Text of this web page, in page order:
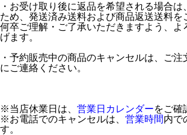
・お受け取り後に返品を希望される場合は
ため、発送済み送料および商品返送送料を
何卒ご理解・ご了承いただきますよう、よ
げます。
・予約販売中の商品のキャンセルは、ご
にご連絡ください。
※当店休業日は、 営業日カレンダーをご確
※お電話でのキャンセルは、 営業時間内で
す。